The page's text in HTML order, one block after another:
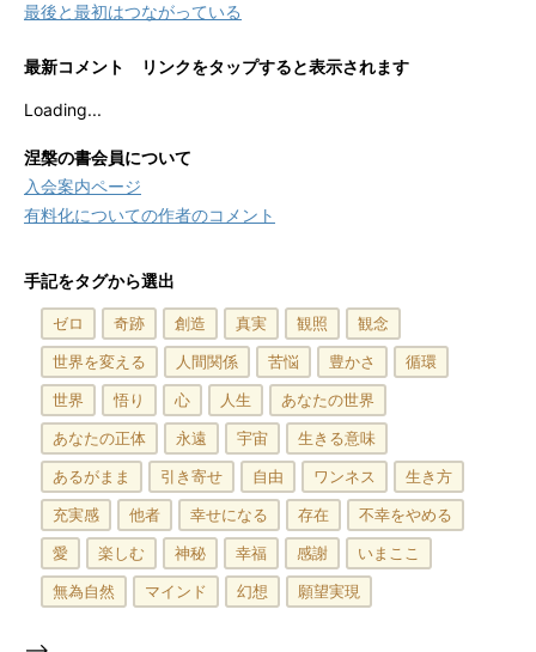
最後と最初はつながっている
最新コメント リンクをタップすると表示されます
Loading...
涅槃の書会員について
入会案内ページ
有料化についての作者のコメント
手記をタグから選出
ゼロ 奇跡 創造 真実 観照
観念
世界を変える
人間関係 苦悩 豊かさ
循環
世界
悟り 心 人生
あなたの世界
あなたの正体
永遠 宇宙
生きる意味
あるがまま
引き寄せ 自由 ワンネス
生き方
充実感
他者 幸せになる 存在
不幸をやめる
愛
楽しむ 神秘 幸福 感謝
いまここ
無為自然
マインド 幻想 願望実現